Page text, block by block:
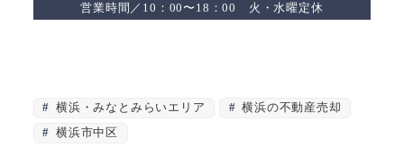
営業時間／10：00〜18：00 火・水曜定休
横浜・みなとみらいエリア
横浜の不動産売却
横浜市中区